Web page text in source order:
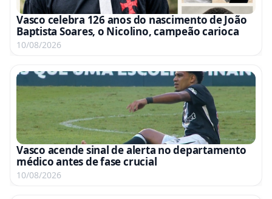
Vasco celebra 126 anos do nascimento de João
Baptista Soares, o Nicolino, campeão carioca
10/08/2026
Vasco acende sinal de alerta no departamento
médico antes de fase crucial
10/08/2026